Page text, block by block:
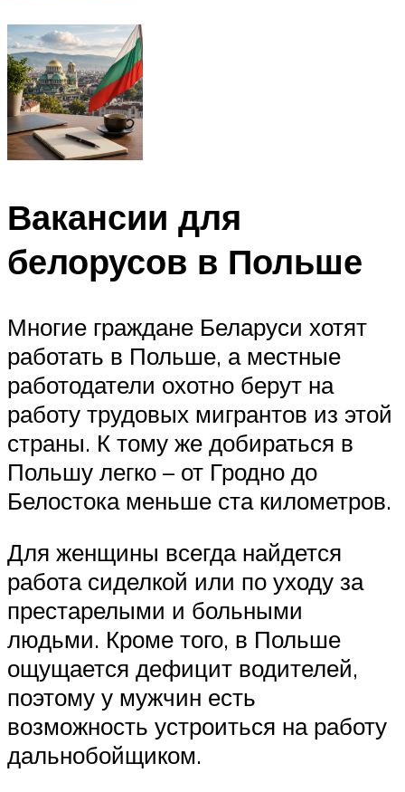
Вакансии для
белорусов в Польше
Многие граждане Беларуси хотят
работать в Польше, а местные
работодатели охотно берут на
работу трудовых мигрантов из этой
страны. К тому же добираться в
Польшу легко – от Гродно до
Белостока меньше ста километров.
Для женщины всегда найдется
работа сиделкой или по уходу за
престарелыми и больными
людьми. Кроме того, в Польше
ощущается дефицит водителей,
поэтому у мужчин есть
возможность устроиться на работу
дальнобойщиком.